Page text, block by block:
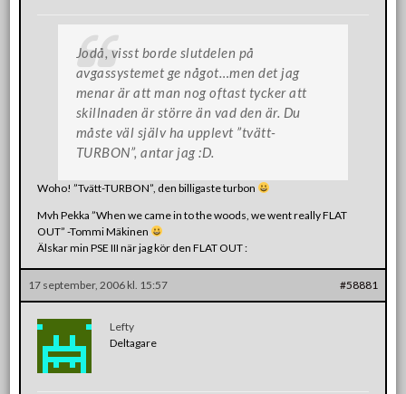
Jodå, visst borde slutdelen på
avgassystemet ge något…men det jag
menar är att man nog oftast tycker att
skillnaden är större än vad den är. Du
måste väl själv ha upplevt ”tvätt-
TURBON”, antar jag :D.
Woho! ”Tvätt-TURBON”, den billigaste turbon
Mvh Pekka ”When we came in to the woods, we went really FLAT
OUT” -Tommi Mäkinen
Älskar min PSE III när jag kör den FLAT OUT :
17 september, 2006 kl. 15:57 #58881
Lefty
Deltagare